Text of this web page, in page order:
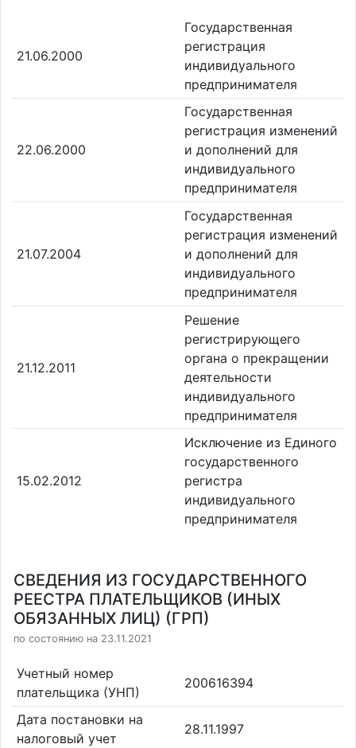
21.06.2000
Государственная
регистрация
индивидуального
предпринимателя
22.06.2000
Государственная
регистрация изменений
и дополнений для
индивидуального
предпринимателя
21.07.2004
Государственная
регистрация изменений
и дополнений для
индивидуального
предпринимателя
21.12.2011
Решение
регистрирующего
органа о прекращении
деятельности
индивидуального
предпринимателя
15.02.2012
Исключение из Единого
государственного
регистра
индивидуального
предпринимателя
СВЕДЕНИЯ ИЗ ГОСУДАРСТВЕННОГО
РЕЕСТРА ПЛАТЕЛЬЩИКОВ (ИНЫХ
ОБЯЗАННЫХ ЛИЦ) (ГРП)
по состоянию на 23.11.2021
Учетный номер
плательщика (УНП)
200616394
Дата постановки на
налоговый учет
28.11.1997